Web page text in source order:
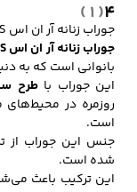
4
( 1 )
جوراب زنانه آر ان اس RNS کد 11132479
جوراب زنانه آر ان اس RNS کد 11132479
بانوانی است که به
این جوراب باطرح
روزمره در
است.
جنس این جوراب از
شده است.
این ترکیب باعث